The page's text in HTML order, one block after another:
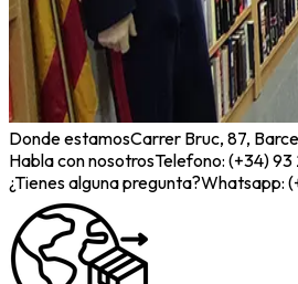
Donde estamosCarrer Bruc, 87,
Habla con nosotrosTelefono: (+34)
¿Tienes alguna pregunta?Whatsapp: